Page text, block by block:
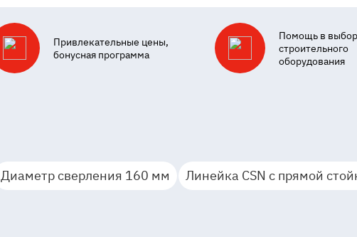
Привлекательные цены,
бонусная программа
Помощь в
строительного
оборудования
Диаметр сверления 160 мм Линейка CSN c прямой